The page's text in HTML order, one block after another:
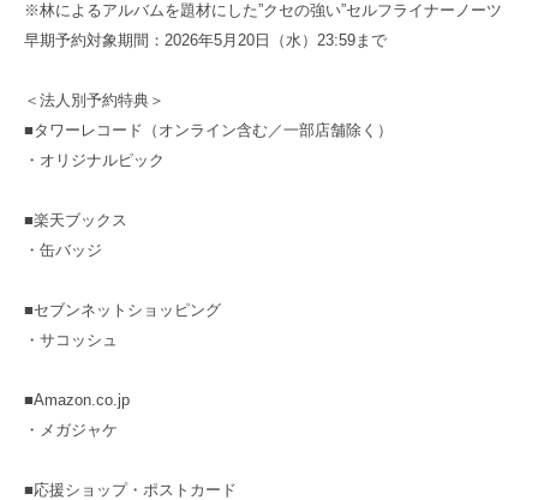
※林によるアルバムを題材にした”クセの強い”セルフライナーノーツ
早期予約対象期間：2026年5月20日（水）23:59まで
＜法人別予約特典＞
■タワーレコード（オンライン含む／一部店舗除く）
・オリジナルピック
■楽天ブックス
・缶バッジ
■セブンネットショッピング
・サコッシュ
■Amazon.co.jp
・メガジャケ
■応援ショップ・ポストカード